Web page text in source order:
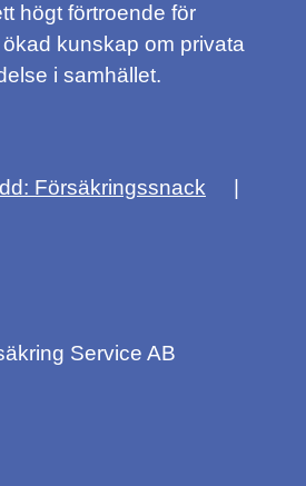
högt förtroende för
kunskap om privata
i samhället.
Försäkringssnack
Service AB